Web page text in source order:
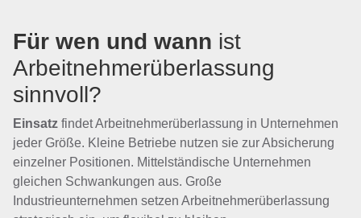
Für wen und wann ist
Arbeitnehmerüberlassung
sinnvoll?
Einsatz findet Arbeitnehmerüberlassung in Unternehmen
jeder Größe. Kleine Betriebe nutzen sie zur Absicherung
einzelner Positionen. Mittelständische Unternehmen
gleichen Schwankungen aus. Große
Industrieunternehmen setzen Arbeitnehmerüberlassung